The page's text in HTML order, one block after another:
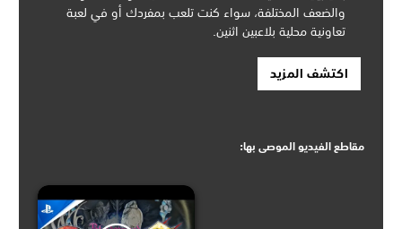
والضعف المختلفة، سواء كنت تلعب بمفردك أو في لعبة
تعاونية محلية بلاعبين اثنين.
اكتشف المزيد
مقاطع الفيديو الموصى بها: